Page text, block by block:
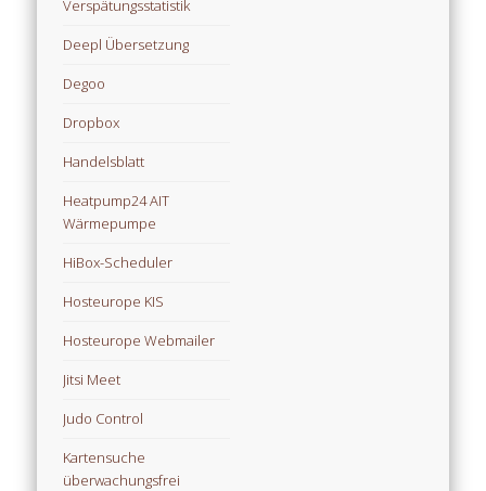
Verspätungsstatistik
Deepl Übersetzung
Degoo
Dropbox
Handelsblatt
Heatpump24 AIT
Wärmepumpe
HiBox-Scheduler
Hosteurope KIS
Hosteurope Webmailer
Jitsi Meet
Judo Control
Kartensuche
überwachungsfrei